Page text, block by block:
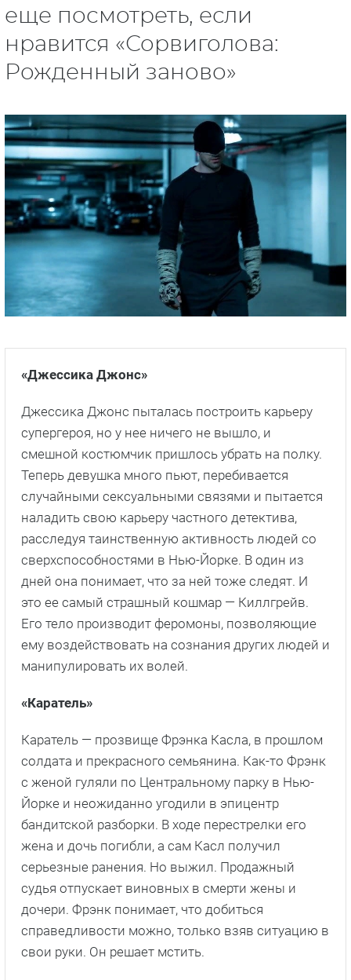
еще посмотреть, если
нравится «Сорвиголова:
Рожденный заново»
«Джессика Джонс»
Джессика Джонс пыталась построить карьеру
супергероя, но у нее ничего не вышло, и
смешной костюмчик пришлось убрать на полку.
Теперь девушка много пьют, перебивается
случайными сексуальными связями и пытается
наладить свою карьеру частного детектива,
расследуя таинственную активность людей со
сверхспособностями в Нью-Йорке. В один из
дней она понимает, что за ней тоже следят. И
это ее самый страшный кошмар — Киллгрейв.
Его тело производит феромоны, позволяющие
ему воздействовать на сознания других людей и
манипулировать их волей.
«Каратель»
Каратель — прозвище Фрэнка Касла, в прошлом
солдата и прекрасного семьянина. Как-то Фрэнк
с женой гуляли по Центральному парку в Нью-
Йорке и неожиданно угодили в эпицентр
бандитской разборки. В ходе перестрелки его
жена и дочь погибли, а сам Касл получил
серьезные ранения. Но выжил. Продажный
судья отпускает виновных в смерти жены и
дочери. Фрэнк понимает, что добиться
справедливости можно, только взяв ситуацию в
свои руки. Он решает мстить.